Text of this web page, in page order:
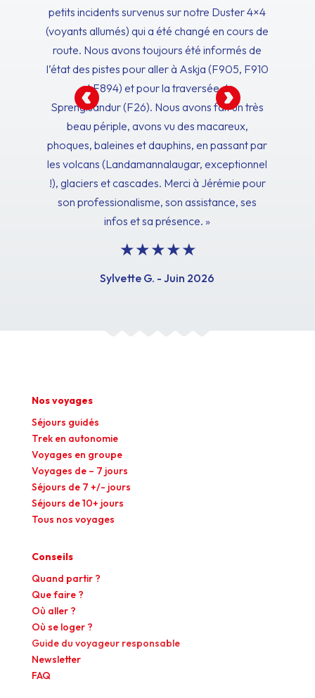
petits incidents survenus sur notre Duster 4×4
(voyants allumés) qui a été changé en cours de
route. Nous avons toujours été informés de
l’état des pistes pour aller à Askja (F905, F910
et F894) et pour la traversée de
Sprengisandur (F26). Nous avons fait un très
beau périple, avons vu des macareux,
phoques, baleines et dauphins, en passant par
les volcans (Landamannalaugar, exceptionnel
!), glaciers et cascades. Merci à Jérémie pour
son professionalisme, son assistance, ses
infos et sa présence. »
Sylvette G. - Juin 2026
Nos voyages
Séjours guidés
Trek en autonomie
Voyages en groupe
Voyages de – 7 jours
Séjours de 7 +/- jours
Séjours de 10+ jours
Tous nos voyages
Conseils
Quand partir ?
Que faire ?
Où aller ?
Où se loger ?
Guide du voyageur responsable
Newsletter
FAQ